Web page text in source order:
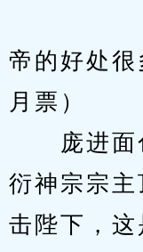
第
帝的好处
月票）
庞进面色
衍神宗宗
击陛下，